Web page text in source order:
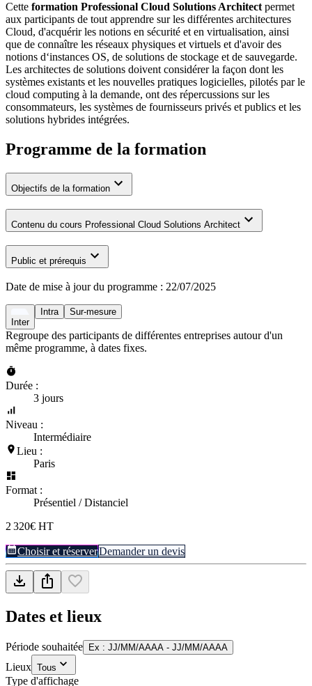
Cette formation Professional Cloud Solutions Architectpermet
aux participants de tout apprendre sur les différentes architectures
Cloud, d'acquérir les notions en sécurité et en virtualisation, ainsi
que de connaître les réseaux physiques et virtuels et d'avoir des
notions d‘instances OS, de solutions de stockage et de sauvegarde.
Les architectes de solutions doivent considérer la façon dont les
systèmes existants et les nouvelles pratiques logicielles, pilotés par le
cloud computing à la demande, ont des répercussions sur les
consommateurs, les systèmes de fournisseurs privés et publics et les
solutions hybrides intégrées.
Programme de la formation
Objectifs de la formation
Contenu du cours Professional Cloud Solutions Architect
Public et prérequis
Date de mise à jour du programme : 22/07/2025
Inter
Intra Sur-mesure
Regroupe des participants de différentes entreprises autour d'un
même programme, à dates fixes.
Durée :
3 jours
Niveau :
Intermédiaire
Lieu :
Paris
Format :
Présentiel / Distanciel
2 320€ HT
Choisir et réserverDemander un devis
Dates et lieux
Période souhaitée Ex : JJ/MM/AAAA - JJ/MM/AAAA
Lieux Tous
Type d'affichage